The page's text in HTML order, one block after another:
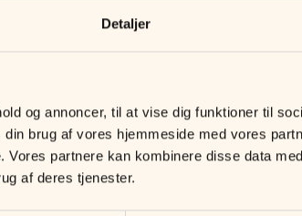
Detaljer
og annoncer, til at vise dig funktioner til
brug af vores hjemmeside med vores
Vores partnere kan kombinere disse data
af deres tjenester.